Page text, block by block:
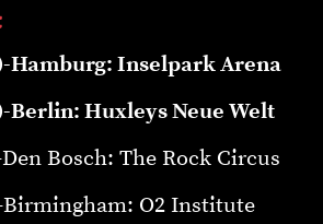
Hamburg: Inselpark Arena
Berlin: Huxleys Neue Welt
Bosch: The Rock Circus
Birmingham: O2 Institute